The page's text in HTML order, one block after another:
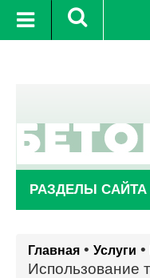
+22°C
РАЗДЕЛЫ САЙТА
Главная • Услуги •
Использование